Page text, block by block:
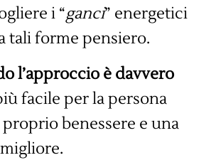
i “ganci” energetici
tali forme pensiero.
l’approccio è davvero
facile per la persona
benessere e una